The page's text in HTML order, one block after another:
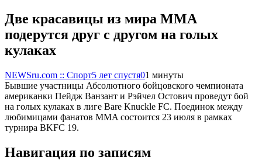
Две красавицы из мира MMA
подерутся друг с другом на голых
кулаках
NEWSru.com :: Спорт5 лет спустя01 минуты
Бывшие участницы Абсолютного бойцовского чемпионата
американки Пейдж Ванзант и Рэйчел Остович проведут бой
на голых кулаках в лиге Bare Knuckle FC. Поединок между
любимицами фанатов MMA состоится 23 июля в рамках
турнира BKFC 19.
Навигация по записям